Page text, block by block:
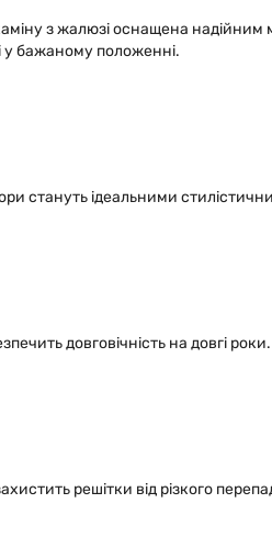
з жалюзі оснащена надійним
у бажаному положенні.
стануть ідеальними
довговічність на довгі роки.
решітки від різкого